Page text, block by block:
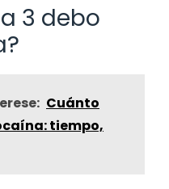
3 debo
Cuánto
tiempo,